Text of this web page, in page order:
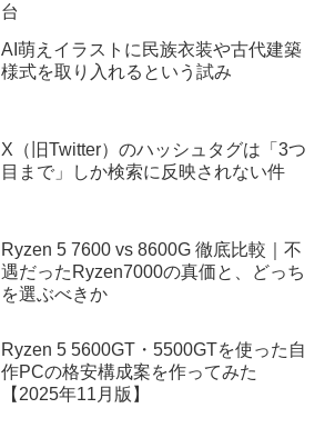
台
AI萌えイラストに民族衣装や古代建築
様式を取り入れるという試み
X（旧Twitter）のハッシュタグは「3つ
目まで」しか検索に反映されない件
Ryzen 5 7600 vs 8600G 徹底比較｜不
遇だったRyzen7000の真価と、どっち
を選ぶべきか
Ryzen 5 5600GT・5500GTを使った自
作PCの格安構成案を作ってみた
【2025年11月版】